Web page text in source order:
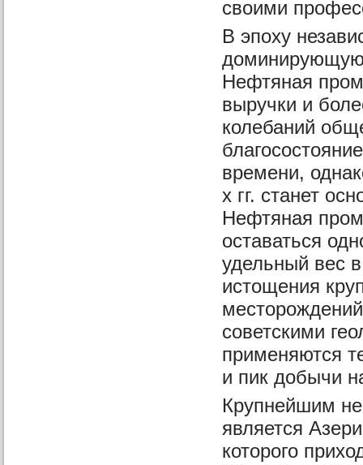
своими
В эпоху
доминирующую
Нефтяная
выручки и
колебаний
времени,
х гг. станет
Нефтяная
оставаться
удельный вес
истощения
советскими
применяются
и пик добычи
Крупнейшим
является
которого